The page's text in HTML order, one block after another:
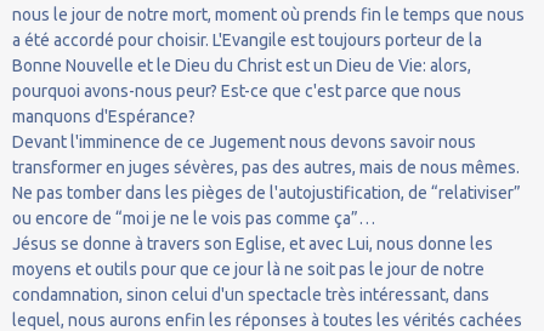
nous le jour de notre mort, moment où prends fin le temps que nous
a été accordé pour choisir. L'Evangile est toujours porteur de la
Bonne Nouvelle et le Dieu du Christ est un Dieu de Vie: alors,
pourquoi avons-nous peur? Est-ce que c'est parce que nous
manquons d'Espérance?
Devant l'imminence de ce Jugement nous devons savoir nous
transformer en juges sévères, pas des autres, mais de nous mêmes.
Ne pas tomber dans les pièges de l'autojustification, de “relativiser”
ou encore de “moi je ne le vois pas comme ça”…
Jésus se donne à travers son Eglise, et avec Lui, nous donne les
moyens et outils pour que ce jour là ne soit pas le jour de notre
condamnation, sinon celui d'un spectacle très intéressant, dans
lequel, nous aurons enfin les réponses à toutes les vérités cachées